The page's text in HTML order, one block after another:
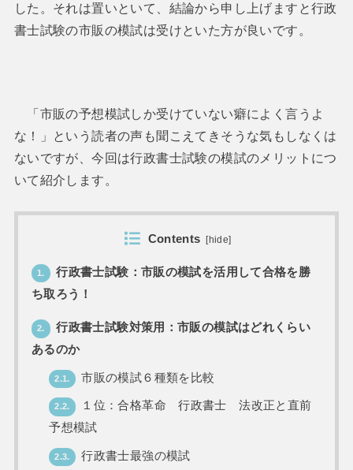
した。それは置いといて、結論から申し上げますと行政
書士試験の市販の模試は受けといた方が良いです。
「市販の予想模試しか受けていない癖によく言うよ
な！」という読者の声も聞こえてきそうな気もしなくは
ないですが、今回は行政書士試験の模試のメリットにつ
いて紹介します。
Contents [hide]
1.
行政書士試験：市販の模試を活用して合格を勝
ち取ろう！
2.
行政書士試験対策用：市販の模試はどれくらい
あるのか
2.1. 市販の模試６種類を比較
2.2.
１位：合格革命 行政書士 法改正と直前
予想模試
2.3. 行政書士最強の模試